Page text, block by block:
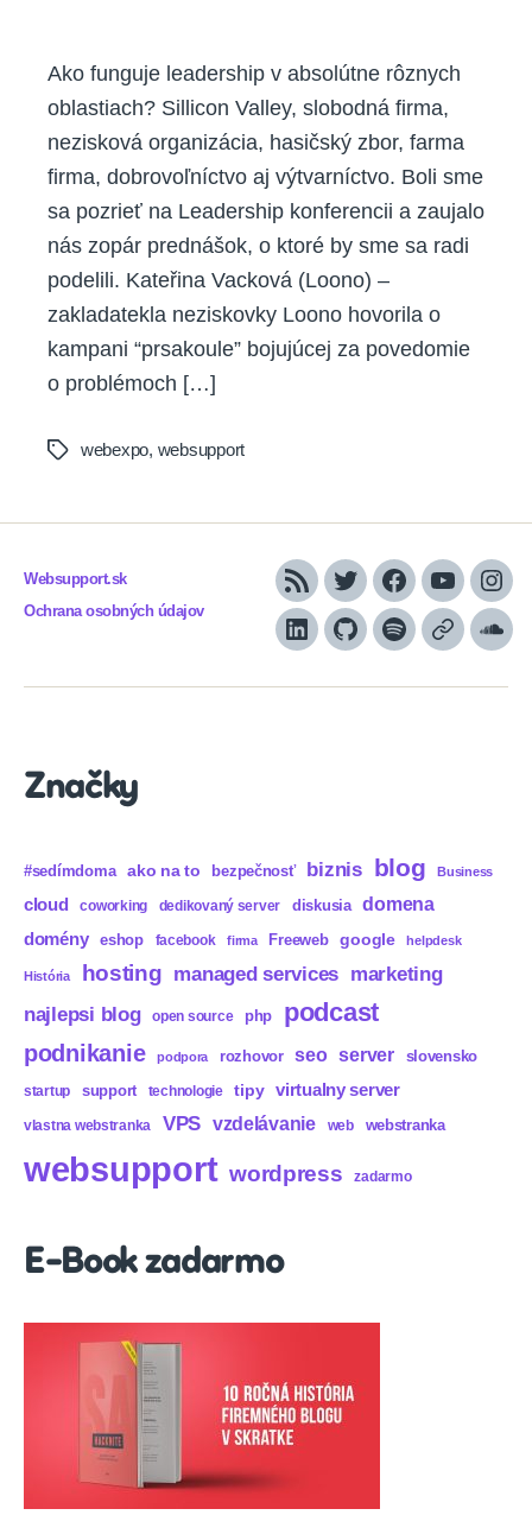
Ako funguje leadership v absolútne rôznych
oblastiach? Sillicon Valley, slobodná firma,
nezisková organizácia, hasičský zbor, farma
firma, dobrovoľníctvo aj výtvarníctvo. Boli sme
sa pozrieť na Leadership konferencii a zaujalo
nás zopár prednášok, o ktoré by sme sa radi
podelili. Kateřina Vacková (Loono) –
zakladatekla neziskovky Loono hovorila o
kampani “prsakoule” bojujúcej za povedomie
o problémoch […]
Tagswebexpo, websupport
Websupport.sk
Ochrana osobných údajov
RSS TwitterFacebook
YouTube
LinkedInGitHubSpotifyApple
Značky
#sedímdoma ako na to bezpečnosť biznis blog Business
cloud coworking dedikovaný server diskusia domena
domény eshop facebook firma Freeweb google helpdesk
História hosting managed services marketing
najlepsi blog open source php podcast
podnikanie podpora rozhovor seo server slovensko
startup support technologie tipy virtualny server
vlastna webstranka VPS vzdelávanie web webstranka
websupport wordpress zadarmo
E-Book zadarmo